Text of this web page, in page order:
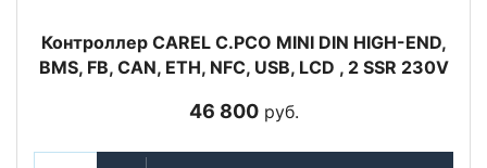
Контроллер CAREL C.PCO MINI DIN HIGH-END,
BMS, FB, CAN, ETH, NFC, USB, LCD , 2 SSR 230V
46 800руб.